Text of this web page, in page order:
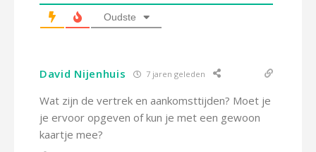
Oudste
David Nijenhuis 7 jaren geleden
Wat zijn de vertrek en aankomsttijden? Moet je
je ervoor opgeven of kun je met een gewoon
kaartje mee?